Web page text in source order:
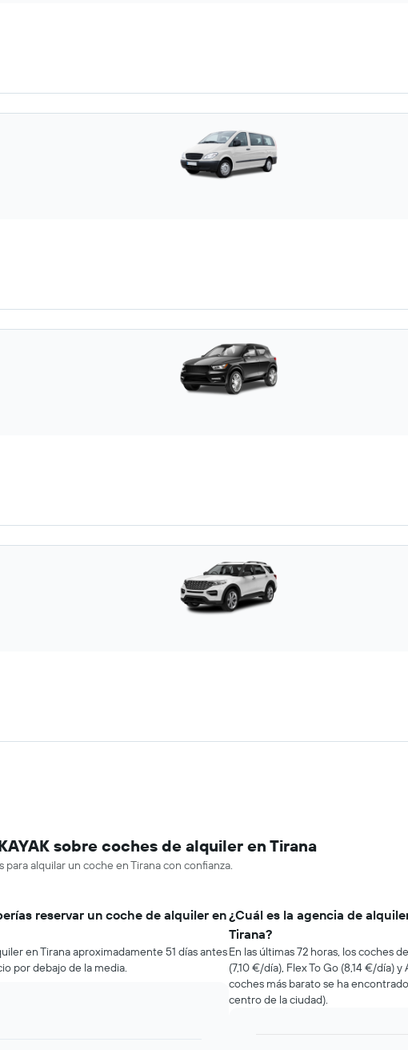
sobre coches de alquiler en Tirana
alquilar un coche en Tirana con confianza.
reservar un coche de alquiler en
en Tirana aproximadamente 51 días antes
por debajo de la media.
¿Cuál es la agencia de
Tirana?
En las últimas 72 horas, los coches
(7,10 €/día), Flex To Go (8,14 €/día)
coches más barato se ha
centro de la ciudad).